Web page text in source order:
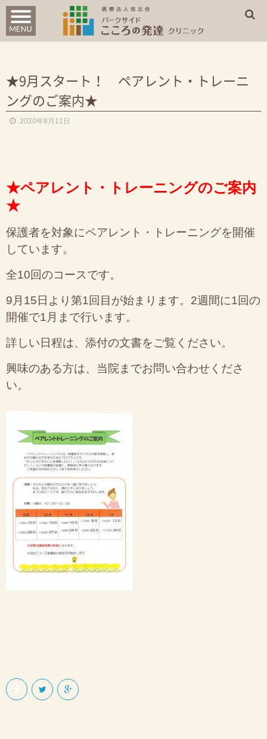
はじめての方へ
クリニック概要
WEB問診票
★9月スタート！ ペアレント・トレーニ
ングのご案内★
2020年8月11日
★ペアレント・トレーニングのご案内
★
保護者を対象にペアレント・トレーニングを開催
しています。
全10回のコースです。
9月15日より第1回目が始まります。2週間に1回の
開催で1月まで行います。
詳しい日程は、添付の文書をご覧ください。
興味のある方は、当院までお問い合わせくださ
い。